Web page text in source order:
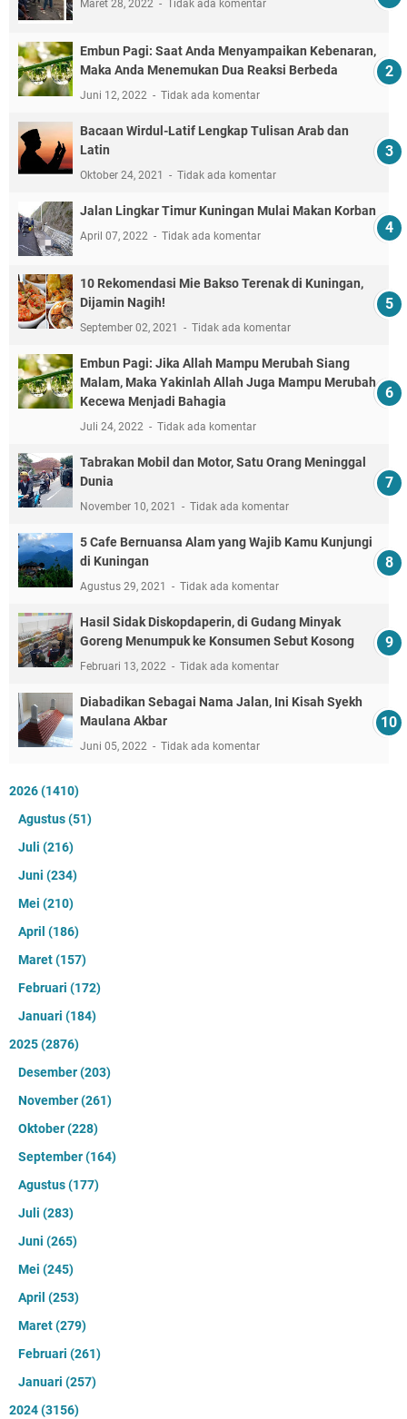
Maret 28, 2022 Tidak ada komentar
Embun Pagi: Saat Anda Menyampaikan Kebenaran,
Maka Anda Menemukan Dua Reaksi Berbeda
Juni 12, 2022 Tidak ada komentar
Bacaan Wirdul-Latif Lengkap Tulisan Arab dan
Latin
Oktober 24, 2021 Tidak ada komentar
Jalan Lingkar Timur Kuningan Mulai Makan Korban
April 07, 2022 Tidak ada komentar
10 Rekomendasi Mie Bakso Terenak di Kuningan,
Dijamin Nagih!
September 02, 2021 Tidak ada komentar
Embun Pagi: Jika Allah Mampu Merubah Siang
Malam, Maka Yakinlah Allah Juga Mampu Merubah
Kecewa Menjadi Bahagia
Juli 24, 2022 Tidak ada komentar
Tabrakan Mobil dan Motor, Satu Orang Meninggal
Dunia
November 10, 2021 Tidak ada komentar
5 Cafe Bernuansa Alam yang Wajib Kamu Kunjungi
di Kuningan
Agustus 29, 2021 Tidak ada komentar
Hasil Sidak Diskopdaperin, di Gudang Minyak
Goreng Menumpuk ke Konsumen Sebut Kosong
Februari 13, 2022 Tidak ada komentar
Diabadikan Sebagai Nama Jalan, Ini Kisah Syekh
Maulana Akbar
Juni 05, 2022 Tidak ada komentar
2026(1410)
Agustus(51)
Juli (216)
Juni (234)
Mei (210)
April (186)
Maret(157)
Februari (172)
Januari (184)
2025(2876)
Desember(203)
November(261)
Oktober(228)
September(164)
Agustus(177)
Juli (283)
Juni (265)
Mei (245)
April (253)
Maret(279)
Februari (261)
Januari (257)
2024(3156)